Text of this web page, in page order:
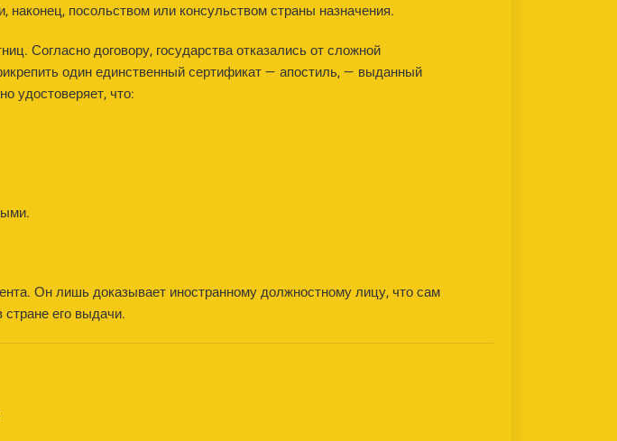
посольством или консульством страны назначения.
Согласно договору, государства отказались от сложной
один единственный сертификат — апостиль, — выданный
удостоверяет, что:
Он лишь доказывает иностранному должностному лицу, что сам
его выдачи.